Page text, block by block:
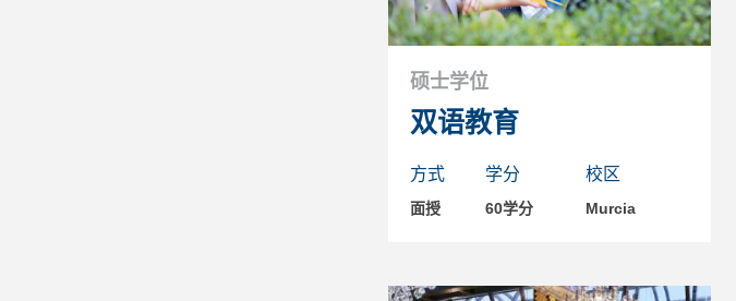
硕士学位
双语教育
方式
面授
学分
60学分
校区
Murcia